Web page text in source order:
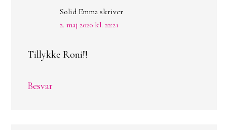
Solid Emma skriver
2. maj 2020 kl. 22:21
Tillykke Roni!!
Besvar